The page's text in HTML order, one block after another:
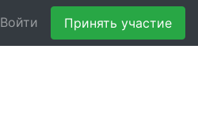
Войти Принять участие